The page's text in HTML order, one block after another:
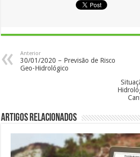
Anterior
30/01/2020 – Previsão de Risco
Geo-Hidrológico
Artigos Relacionados